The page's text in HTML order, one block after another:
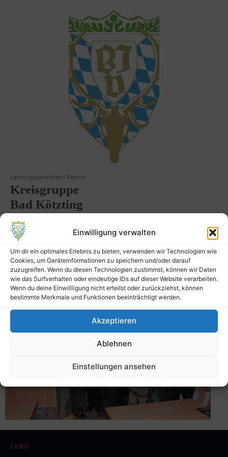
Einwilligung verwalten
Um dir ein optimales Erlebnis zu bieten, verwenden wir Technologien wie
Cookies, um Geräteinformationen zu speichern und/oder darauf
zuzugreifen. Wenn du diesen Technologien zustimmst, können wir Daten
wie das Surfverhalten oder eindeutige IDs auf dieser Website verarbeiten.
Wenn du deine Einwillligung nicht erteilst oder zurückziehst, können
bestimmte Merkmale und Funktionen beeinträchtigt werden.
Akzeptieren
Ablehnen
Einstellungen ansehen
Landesjagdverband Bayern
Kreisgruppe
Bad Kötzting
Landkreismeisterschaft
Büchse 2012
Links